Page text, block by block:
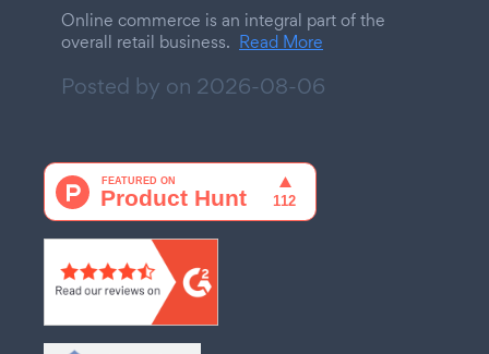
Online commerce is an integral part of the
overall retail business. Read More
Posted by on 2026-08-06